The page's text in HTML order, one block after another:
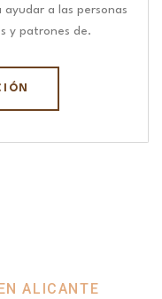
ayudar a las personas
y patrones de.
ALICANTE